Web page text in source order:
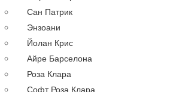
Короткие
А-силуэт
Греческие
Русалка
По году
Сан Патрик
Энзоани
Йолан Крис
Айре Барселона
Роза Клара
Софт Роза Клара